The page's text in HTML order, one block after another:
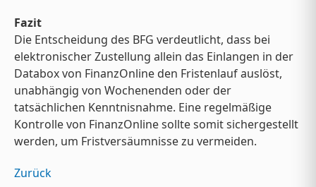
Fazit
Die Entscheidung des BFG verdeutlicht, dass bei
elektronischer Zustellung allein das Einlangen in der
Databox von FinanzOnline den Fristenlauf auslöst,
unabhängig von Wochenenden oder der
tatsächlichen Kenntnisnahme. Eine regelmäßige
Kontrolle von FinanzOnline sollte somit sichergestellt
werden, um Fristversäumnisse zu vermeiden.
Zurück